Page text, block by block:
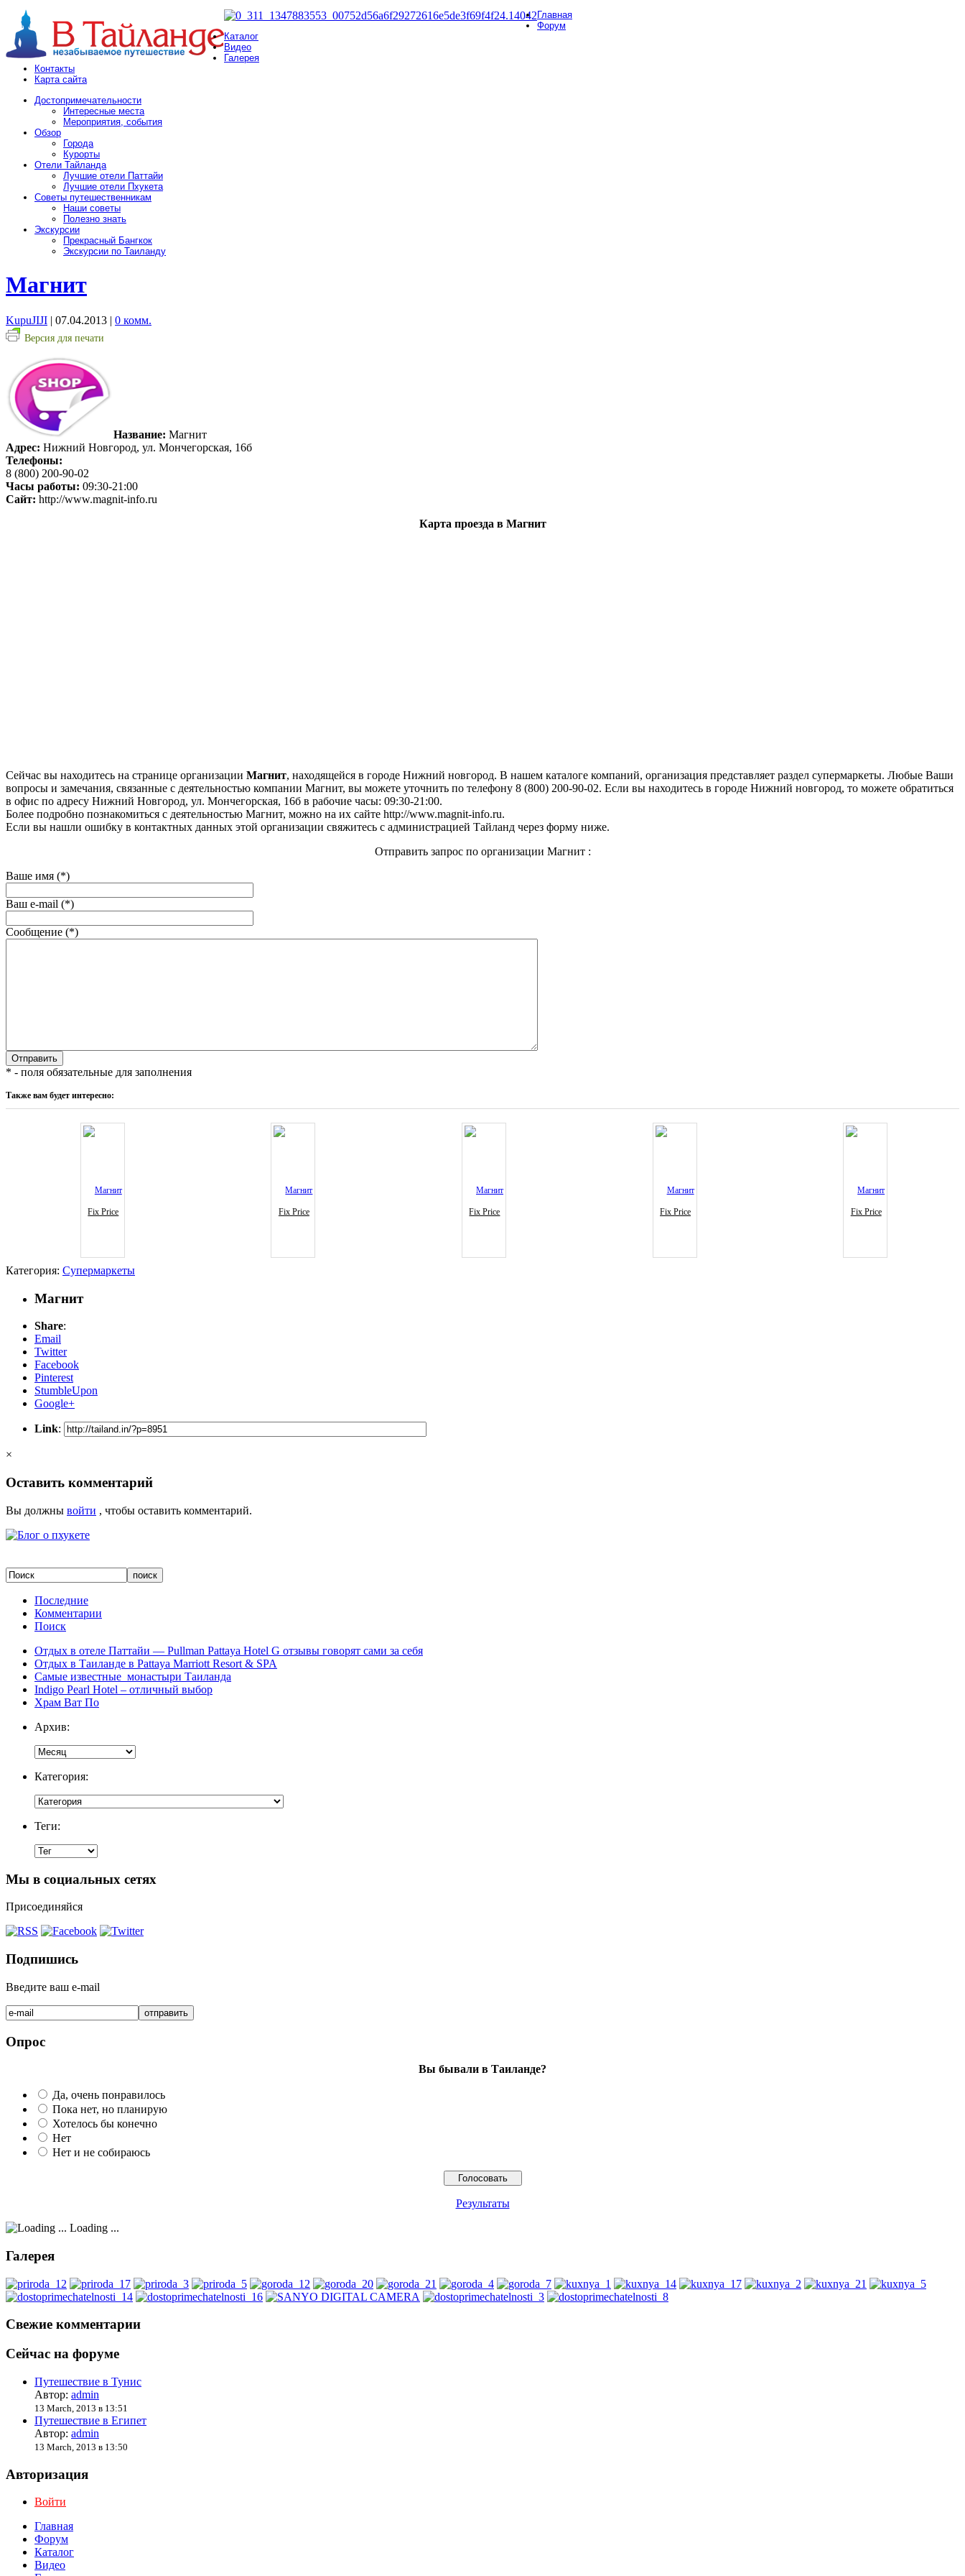
Главная
Форум
Каталог
Видео
Галерея
Контакты
Карта сайта
Достопримечательности
Интересные места
Мероприятия, события
Обзор
Города
Курорты
Отели Тайланда
Лучшие отели Паттайи
Лучшие отели Пхукета
Советы путешественникам
Наши советы
Полезно знать
Экскурсии
Прекрасный Бангкок
Экскурсии по Таиланду
Магнит
KupuJIJI | 07.04.2013 | 0 комм.
Версия для печати
Название: Магнит
Адрес: Нижний Новгород, ул. Мончегорская, 16б
Телефоны:
8 (800) 200-90-02
Часы работы: 09:30-21:00
Сайт: http://www.magnit-info.ru
Карта проезда в Магнит
Сейчас вы находитесь на странице организации Магнит, находящейся в городе Нижний новгород. В нашем каталоге компаний, организация представляет раздел супермаркеты. Любые Ваши
вопросы и замечания, связанные с деятельностью компании Магнит, вы можете уточнить по телефону 8 (800) 200-90-02. Если вы находитесь в городе Нижний новгород, то можете обратиться
в офис по адресу Нижний Новгород, ул. Мончегорская, 16б в рабочие часы: 09:30-21:00.
Более подробно познакомиться с деятельностью Магнит, можно на их сайте http://www.magnit-info.ru.
Если вы нашли ошибку в контактных данных этой организации свяжитесь с администрацией Тайланд через форму ниже.
Отправить запрос по организации Магнит :
Ваше имя (*)
Ваш e-mail (*)
Сообщение (*)
* - поля обязательные для заполнения
Также вам будет интересно:
Fix Price Fix Price Fix Price Fix Price Fix Price
Категория: Супермаркеты
Магнит
Share:
Email
Twitter
Facebook
Pinterest
StumbleUpon
Google+
Link:
×
Оставить комментарий
Вы должны войти , чтобы оставить комментарий.
Последние
Комментарии
Поиск
Отдых в отеле Паттайи — Pullman Pattaya Hotel G отзывы говорят сами за себя
Отдых в Таиланде в Pattaya Marriott Resort & SPA
Самые известные монастыри Таиланда
Indigo Pearl Hotel – отличный выбор
Храм Ват По
Архив:
Категория:
Теги:
Мы в социальных сетях
Присоединяйся
Подпишись
Введите ваш e-mail
Опрос
Вы бывали в Таиланде?
Да, очень понравилось
Пока нет, но планирую
Хотелось бы конечно
Нет
Нет и не собираюсь
Результаты
Loading ...
Галерея
Свежие комментарии
Сейчас на форуме
Путешествие в Тунис
Автор: admin
13 March, 2013 в 13:51
Путешествие в Египет
Автор: admin
13 March, 2013 в 13:50
Авторизация
Войти
Главная
Форум
Каталог
Видео